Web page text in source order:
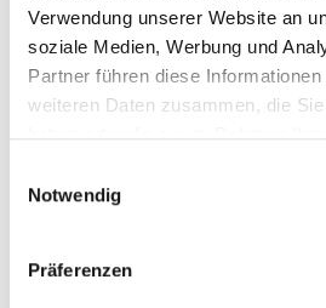
Verwendung unserer Website an
soziale Medien, Werbung und
Partner führen diese
weiteren Daten zusammen, die
Notwendig
Präferenzen
Tutorial der
App
hier die App Easy Connect